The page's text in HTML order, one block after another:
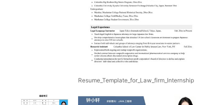
Resume_Template_for_Law_firm_Internship